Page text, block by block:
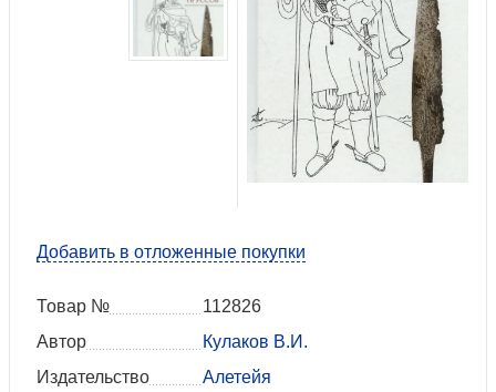
Добавить в отложенные покупки
Товар №
112826
Автор
Кулаков В.И.
Издательство
Алетейя